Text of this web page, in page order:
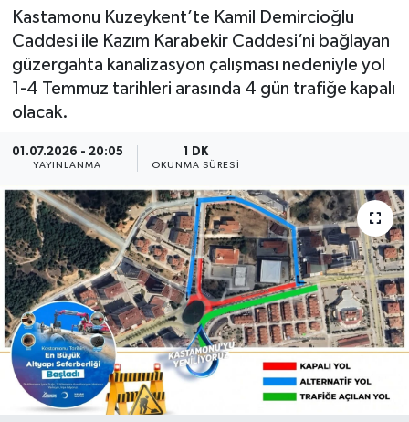
Kastamonu Kuzeykent’te Kamil Demircioğlu
Caddesi ile Kazım Karabekir Caddesi’ni bağlayan
güzergahta kanalizasyon çalışması nedeniyle yol
1-4 Temmuz tarihleri arasında 4 gün trafiğe kapalı
olacak.
01.07.2026 - 20:05
YAYINLANMA
1 DK
OKUNMA SÜRESI
Bozkurt Haberleri
Çatalzeytin Haberleri
Devrekani Haberleri
Doğanyurt Haberleri
Hanönü Haberleri
İhsangazi Haberleri
İnebolu Haberleri